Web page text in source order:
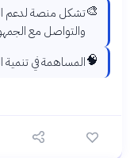
🎨تشكل منصة لدعم
والتواصل مع
🧠المساهمة في تنمية